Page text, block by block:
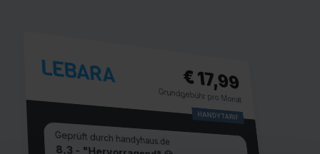
€ 17,99
Grundgebühr pro Monat
HANDYTARIF
Geprüft durch handyhaus.de